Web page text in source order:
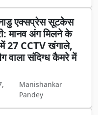
एक्सप्रेस सूटकेस
मानव अंग मिलने के
27 CCTV खंगाले,
वाला संदिग्ध कैमरे में
Manishankar
Pandey